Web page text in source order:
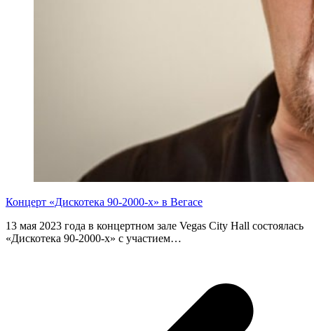
Концерт «Дискотека 90-2000-х» в Вегасе
13 мая 2023 года в концертном зале Vegas City Hall состоялась
«Дискотека 90-2000-х» с участием…